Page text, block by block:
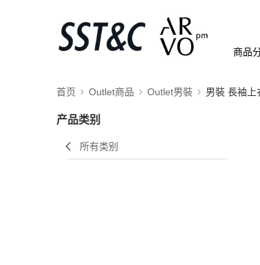
商品
首页 Outlet商品 Outlet男裝 男裝 長袖上
产品类别
所有类别